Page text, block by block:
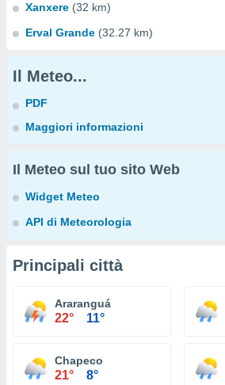
Xanxere (32 km)
Erval Grande (32.27 km)
Il Meteo...
PDF
Maggiori informazioni
Il Meteo sul tuo sito Web
Widget Meteo
API di Meteorologia
Principali città
Araranguá
22° 11°
Chapeco
21° 8°